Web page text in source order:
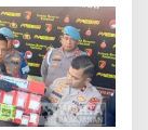
Cibabat